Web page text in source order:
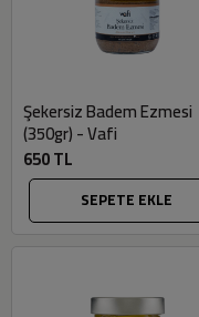
Şekersiz Badem Ezmesi
(350gr) - Vafi
650 TL
SEPETE EKLE